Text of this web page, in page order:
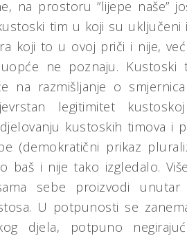
na prostoru ”lijepe naše”
tim u koji su
koji to u ovoj priči i nije,
ne poznaju.
na razmišljanje o
legitimitet
kustoskih timova i
(demokratični prikaz
baš i nije tako izgledalo.
sebe proizvodi unutar
U potpunosti se
djela, potpuno